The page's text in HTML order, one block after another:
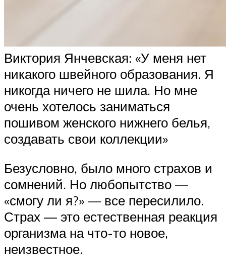
Виктория Янчевская: «У меня нет
никакого швейного образования. Я
никогда ничего не шила. Но мне
очень хотелось заниматься
пошивом женского нижнего белья,
создавать свои коллекции»
Безусловно, было много страхов и
сомнений. Но любопытство —
«смогу ли я?» — все пересилило.
Страх — это естественная реакция
организма на что-то новое,
неизвестное.